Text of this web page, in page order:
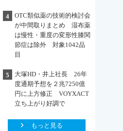
4
OTC類似薬の技術的検討会
が中間取りまとめ 湿布薬
は慢性・重度の変形性膝関
節症は除外 対象1042品
目
5
大塚HD・井上社長 26年
度通期予想を２兆7250億
円に上方修正 VOYXACT
立ち上がり好調で
もっと見る